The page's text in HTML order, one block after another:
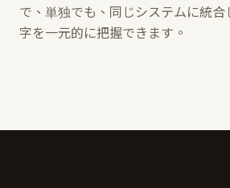
で、単独でも、同じシステムに統合
字を一元的に把握できます。